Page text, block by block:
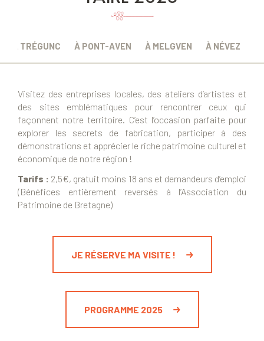
À TRÉGUNC À PONT-AVEN À MELGVEN À NÉVEZ
Visitez des entreprises locales, des ateliers d’artistes et
des sites emblématiques pour rencontrer ceux qui
façonnent notre territoire. C’est l’occasion parfaite pour
explorer les secrets de fabrication, participer à des
démonstrations et apprécier le riche patrimoine culturel et
économique de notre région !
Tarifs : 2,5€, gratuit moins 18 ans et demandeurs d’emploi
(Bénéfices entièrement reversés à l’Association du
Patrimoine de Bretagne)
JE RÉSERVE MA VISITE !
PROGRAMME 2025